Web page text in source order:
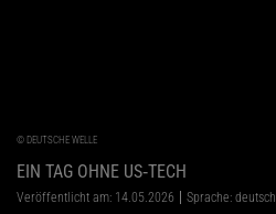
© DEUTSCHE WELLE
EIN TAG OHNE US‑TECH
Veröffentlicht am: 14.05.2026 Sprache: deutsch